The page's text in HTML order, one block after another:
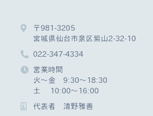
〒981-3205
宮城県仙台市泉区紫山2-32-10
022-347-4334
営業時間
火～金 9:30～18:30
土 10:00～16:00
代表者 清野雅善